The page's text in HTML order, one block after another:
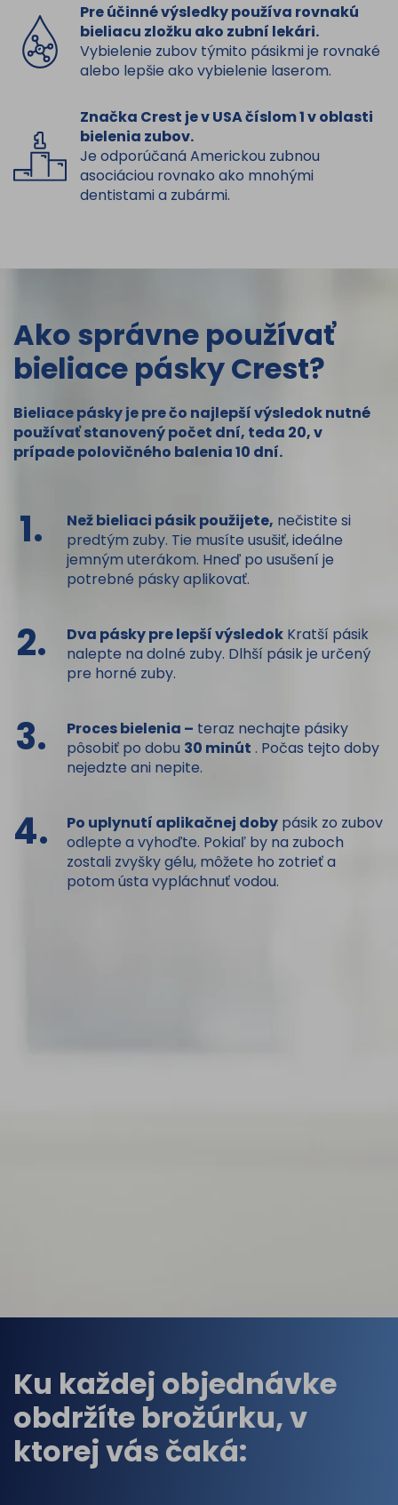
Pre účinné výsledky používa rovnakú
bieliacu zložku ako zubní lekári.
Vybielenie zubov týmito pásikmi je rovnaké
alebo lepšie ako vybielenie laserom.
Značka Crest je v USA číslom 1 v oblasti
bielenia zubov.
Je odporúčaná Americkou zubnou
asociáciou rovnako ako mnohými
dentistami a zubármi.
Ako správne používať
bieliace pásky Crest?
Bieliace pásky je pre čo najlepší výsledok nutné
používať stanovený počet dní, teda 20, v
prípade polovičného balenia 10 dní.
1. Než bieliaci pásik použijete, nečistite si
predtým zuby. Tie musíte usušiť, ideálne
jemným uterákom. Hneď po usušení je
potrebné pásky aplikovať.
2. Dva pásky pre lepší výsledok Kratší pásik
nalepte na dolné zuby. Dlhší pásik je určený
pre horné zuby.
3. Proces bielenia – teraz nechajte pásiky
pôsobiť po dobu 30 minút . Počas tejto doby
nejedzte ani nepite.
4. Po uplynutí aplikačnej doby pásik zo zubov
odlepte a vyhoďte. Pokiaľ by na zuboch
zostali zvyšky gélu, môžete ho zotrieť a
potom ústa vypláchnuť vodou.
Ku každej objednávke
obdržíte brožúrku, v
ktorej vás čaká: